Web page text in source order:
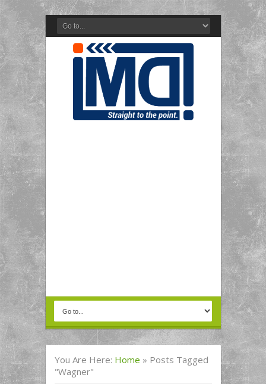
You Are Here: Home » Posts Tagged
"Wagner"